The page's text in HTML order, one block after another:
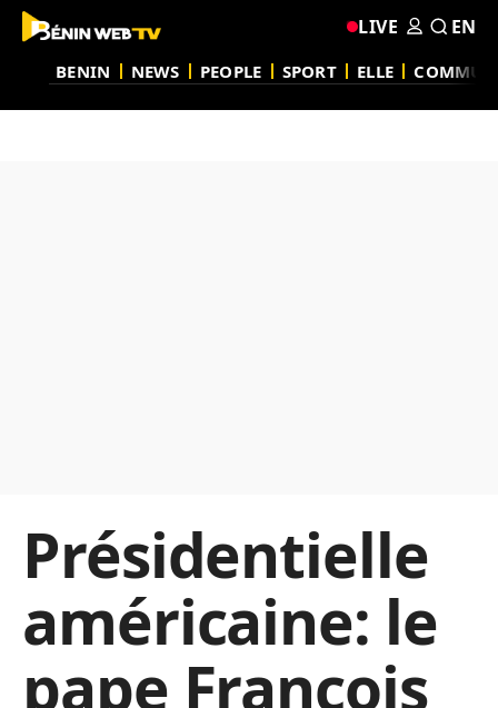
BENIN NEWS PEOPLE SPORT ELLE
LIVE EN
Présidentielle
américaine: le
pape François